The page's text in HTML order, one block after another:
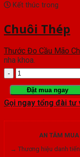
Kết thúc trong
Chuôi Thép
Thước Đo Cầu Mão
nha khoa.
Thước
Cầu
Mão
Đặt mua ngay
Gọi ngay tổng đài tư
AN TÂM MUA
→ Thương hiệu danh